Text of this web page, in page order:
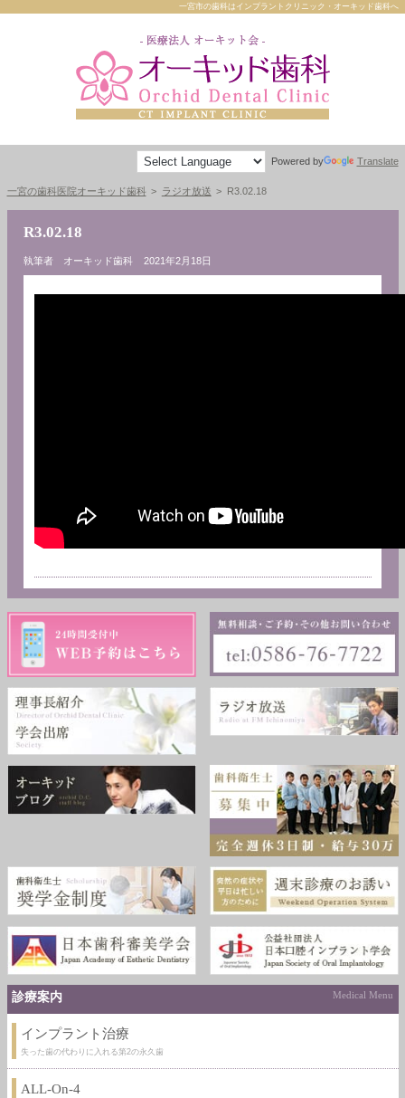
一宮市の歯科はインプラントクリニック・オーキッド歯科へ
Powered by Translate
診療案内 Medical Menu
インプラント治療
失った歯の代わりに入れる第2の永久歯
ALL-On-4
一宮の歯科医院オーキッド歯科 ラジオ放送 R3.02.18
R3.02.18
執筆者 オーキッド歯科 2021年2月18日